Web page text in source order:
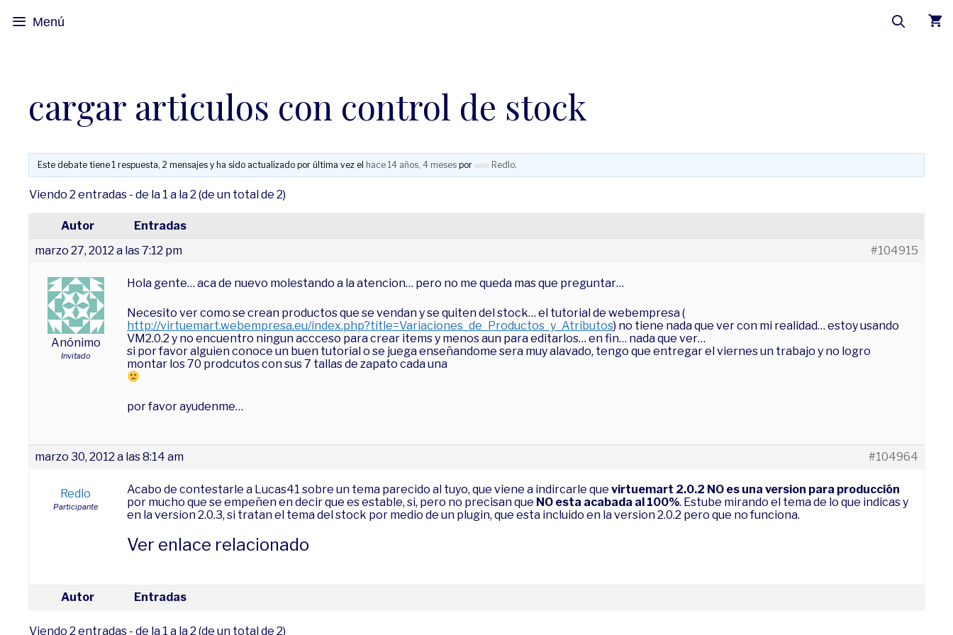
Menú
cargar articulos con control de stock
Este debate tiene 1 respuesta, 2 mensajes y ha sido actualizado por última vez el hace 14 años, 4 mesespor Redlo.
Viendo 2 entradas - de la 1 a la 2 (de un total de 2)
Autor
Entradas
marzo 27, 2012 a las 7:12 pm
#104915
Anónimo
Invitado
Hola gente… aca de nuevo molestando a la atencion… pero no me queda mas que preguntar…
Necesito ver como se crean productos que se vendan y se quiten del stock… el tutorial de webempresa (
http://virtuemart.webempresa.eu/index.php?title=Variaciones_de_Productos_y_Atributos) no tiene nada que ver con mi realidad… estoy usando
VM2.0.2 y no encuentro ningun accceso para crear items y menos aun para editarlos… en fin… nada que ver…
si por favor alguien conoce un buen tutorial o se juega enseñandome sera muy alavado, tengo que entregar el viernes un trabajo y no logro
montar los 70 prodcutos con sus 7 tallas de zapato cada una
por favor ayudenme…
marzo 30, 2012 a las 8:14 am #104964
Redlo
Participante
Acabo de contestarle a Lucas41 sobre un tema parecido al tuyo, que viene a indircarle que virtuemart 2.0.2 NO es una version para producción
por mucho que se empeñen en decir que es estable, si, pero no precisan que NO esta acabada al 100%. Estube mirando el tema de lo que indicas y
en la version 2.0.3, si tratan el tema del stock por medio de un plugin, que esta incluido en la version 2.0.2 pero que no funciona.
Ver enlace relacionado
Autor Entradas
Viendo 2 entradas - de la 1 a la 2 (de un total de 2)